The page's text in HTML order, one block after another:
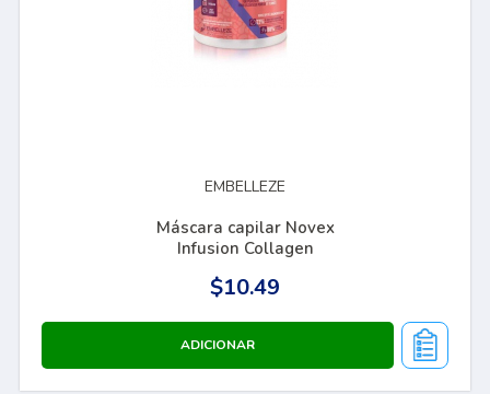
EMBELLEZE
Máscara capilar Novex
Infusion Collagen
$10.49